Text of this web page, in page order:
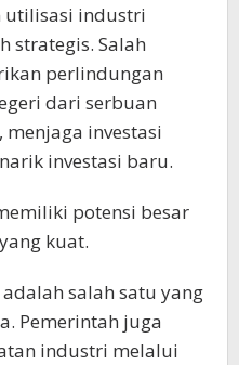
utilisasi industri
strategis. Salah
perlindungan
dari serbuan
investasi
investasi baru.
potensi besar
kuat.
salah satu yang
Pemerintah juga
industri melalui